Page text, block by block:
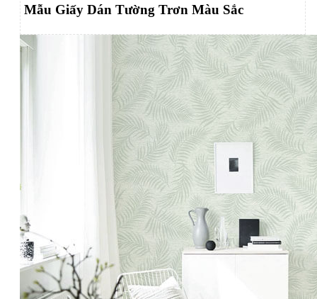
Mẫu Giấy Dán Tường Trơn Màu Sắc